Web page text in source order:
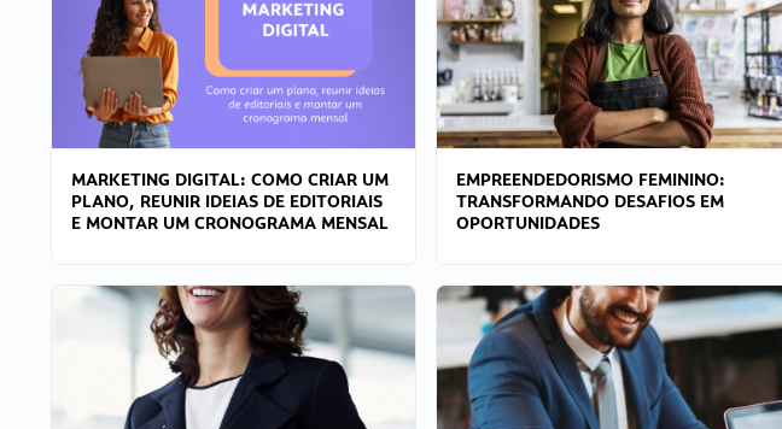
MARKETING DIGITAL: COMO CRIAR UM
PLANO, REUNIR IDEIAS DE EDITORIAIS
E MONTAR UM CRONOGRAMA MENSAL
EMPREENDEDORISMO FEMININO:
TRANSFORMANDO DESAFIOS EM
OPORTUNIDADES